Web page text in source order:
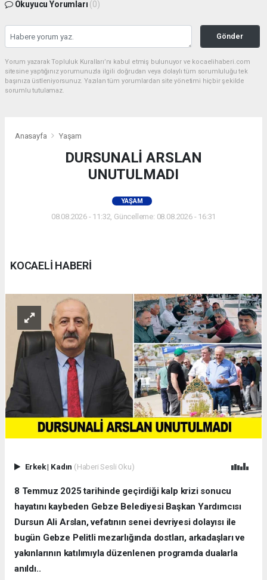
Okuyucu Yorumları (0)
Gönder
Yorum yazarak Topluluk Kuralları’nı kabul etmiş bulunuyor ve kocaelihaberi.com
sitesine yaptığınız yorumunuzla ilgili doğrudan veya dolaylı tüm sorumluluğu tek
başınıza üstleniyorsunuz. Yazılan tüm yorumlardan site yönetimi hiçbir şekilde
sorumlu tutulamaz.
Anasayfa Yaşam
DURSUNALİ ARSLAN
UNUTULMADI
YAŞAM
08.08.2026 - 11:32, Güncelleme: 08.08.2026 - 16:31
KOCAELİ HABERİ
Erkek| Kadın (Haberi Sesli Oku)
8 Temmuz 2025 tarihinde geçirdiği kalp krizi sonucu
hayatını kaybeden Gebze Belediyesi Başkan Yardımcısı
Dursun Ali Arslan, vefatının senei devriyesi dolayısı ile
bugün Gebze Pelitli mezarlığında dostları, arkadaşları ve
yakınlarının katılımıyla düzenlenen programda dualarla
anıldı..